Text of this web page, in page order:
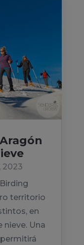
2023
territorio
en
nieve. Una